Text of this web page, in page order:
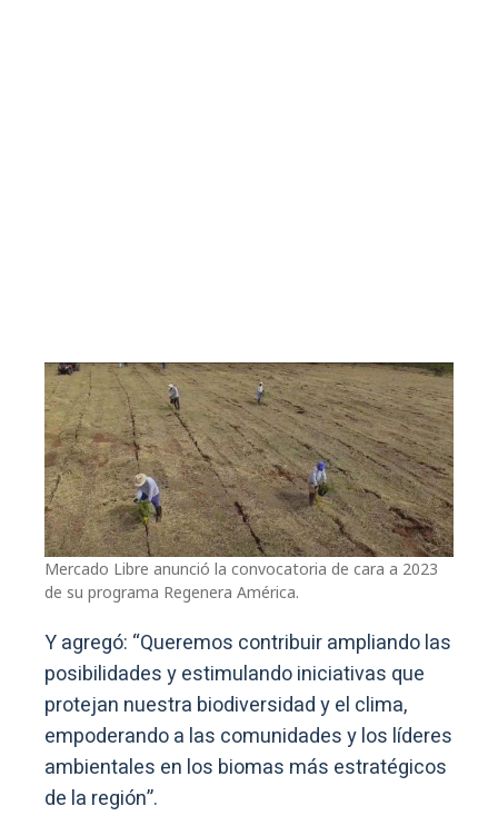
Mercado Libre anunció la convocatoria de cara a 2023
de su programa Regenera América.
Y agregó: “Queremos contribuir ampliando las
posibilidades y estimulando iniciativas que
protejan nuestra biodiversidad y el clima,
empoderando a las comunidades y los líderes
ambientales en los biomas más estratégicos
de la región”.